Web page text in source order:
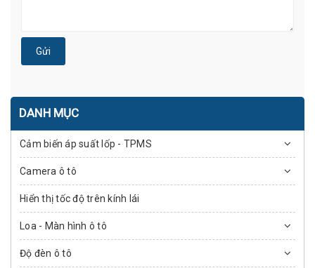
Gửi
DANH MỤC
Cảm biến áp suất lốp - TPMS
Camera ô tô
Hiển thị tốc độ trên kính lái
Loa - Màn hình ô tô
Độ đèn ô tô